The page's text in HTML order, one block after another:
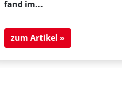
fand im...
zum Artikel »